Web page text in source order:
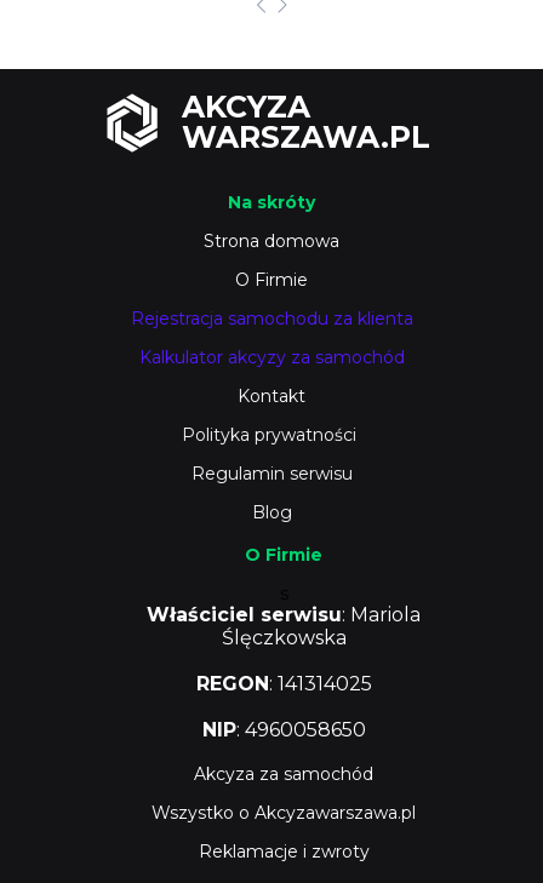
AKCYZA
WARSZAWA.PL
O Firmie
Właściciel serwisu: Mariola
Ślęczkowska
REGON: 141314025
NIP: 4960058650
Akcyza za samochód
Wszystko o Akcyzawarszawa.pl
Reklamacje i zwroty
Na skróty
Strona domowa
O Firmie
Rejestracja samochodu za klienta
Kalkulator akcyzy za samochód
Kontakt
Polityka prywatności
Regulamin serwisu
Blog